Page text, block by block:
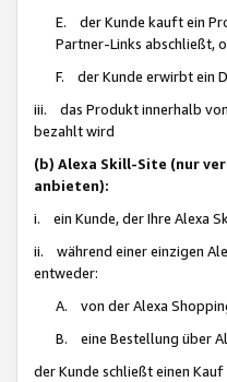
E. der Kunde kauft ein
Partner-Links abschließt,
F. der Kunde erwirbt ein
iii. das Produkt innerhalb von
bezahlt wird
(b) Alexa Skill-Site (nur
anbieten):
i. ein Kunde, der Ihre Alexa
ii. während einer einzigen
entweder:
A. von der Alexa
B. eine Bestellung über
der Kunde schließt einen